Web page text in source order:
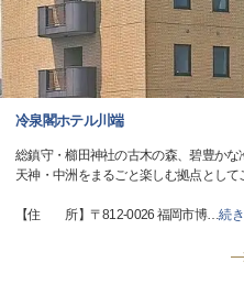
冷泉閣ホテル川端
総鎮守・櫛田神社の古木の森、碧豊かな
天神・中洲をまるごと楽しむ拠点として
【住 所】〒812-0026 福岡市博…続